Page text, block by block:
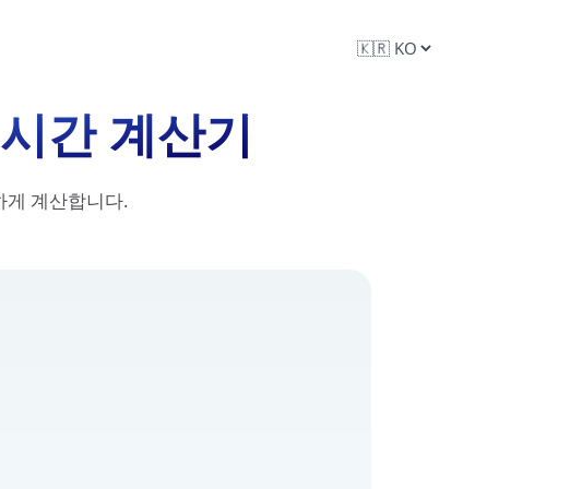
간 계산기
게 계산합니다.